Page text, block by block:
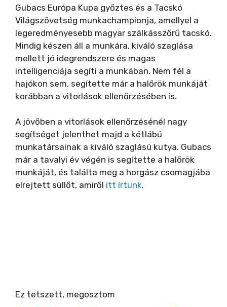
Gubacs Európa Kupa győztes és a Tacskó
Világszövetség munkachampionja, amellyel a
legeredményesebb magyar szálkásszőrű tacskó.
Mindig készen áll a munkára, kiváló szaglása
mellett jó idegrendszere és magas
intelligenciája segíti a munkában. Nem fél a
hajókon sem, segítette már a halőrök munkáját
korábban a vitorlások ellenőrzésében is.
A jövőben a vitorlások ellenőrzésénél nagy
segítséget jelenthet majd a kétlábú
munkatársainak a kiváló szaglású kutya. Gubacs
már a tavalyi év végén is segítette a halőrök
munkáját, és találta meg a horgász csomagjába
elrejtett süllőt, amiről itt írtunk.
Ez tetszett, megosztom